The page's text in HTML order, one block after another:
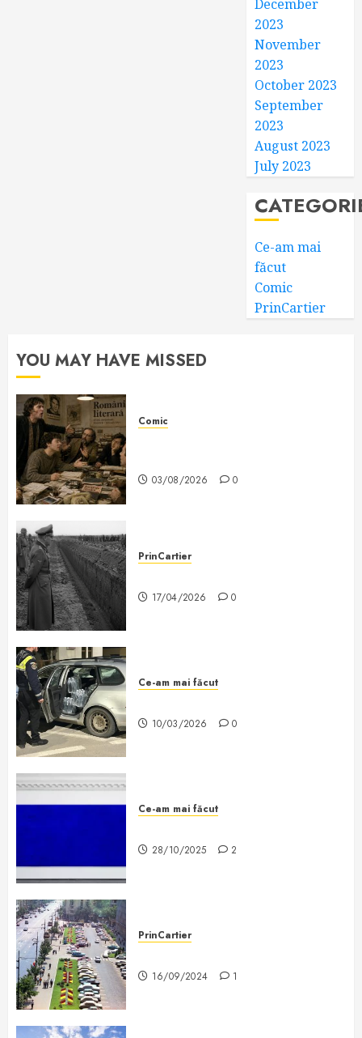
December
2023
November
2023
October 2023
September
2023
August 2023
July 2023
Ce-am mai
făcut
Comic
PrinCartier
YOU MAY HAVE MISSED
Comic
03/08/2026 0
PrinCartier
17/04/2026 0
Ce-am mai făcut
10/03/2026 0
Ce-am mai făcut
28/10/2025 2
PrinCartier
16/09/2024 1